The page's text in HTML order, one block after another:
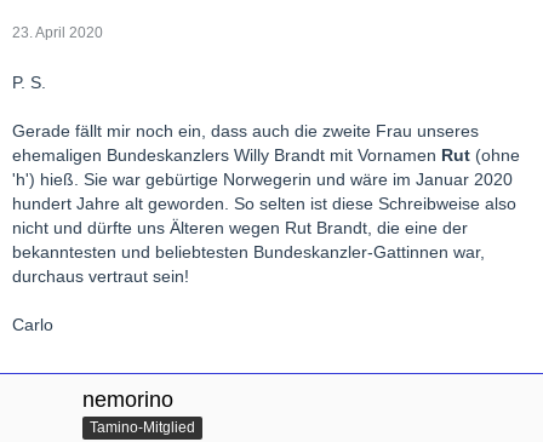
23. April 2020
P. S.
Gerade fällt mir noch ein, dass auch die zweite Frau unseres
ehemaligen Bundeskanzlers Willy Brandt mit Vornamen Rut (ohne
'h') hieß. Sie war gebürtige Norwegerin und wäre im Januar 2020
hundert Jahre alt geworden. So selten ist diese Schreibweise also
nicht und dürfte uns Älteren wegen Rut Brandt, die eine der
bekanntesten und beliebtesten Bundeskanzler-Gattinnen war,
durchaus vertraut sein!
Carlo
nemorino
Tamino-Mitglied